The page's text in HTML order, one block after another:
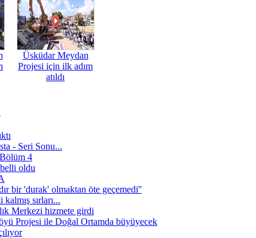
Üsküdar Meydan
Projesi için ilk adım
atıldı
- Seri Sonu...
4
oldu
bir 'durak' olmaktan öte geçemedi''
sırları...
Merkezi hizmete girdi
Projesi ile Doğal Ortamda büyüyecek